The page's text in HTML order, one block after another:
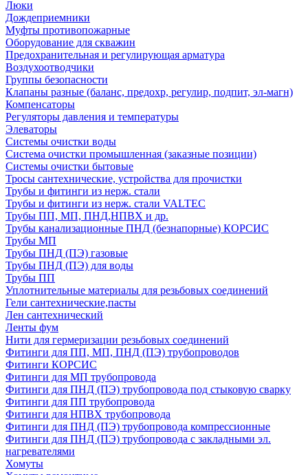
Люки
Дождеприемники
Муфты противопожарные
Оборудование для скважин
Предохранительная и регулирующая арматура
Воздухоотводчики
Группы безопасности
Клапаны разные (баланс, предохр, регулир, подпит, эл-магн)
Компенсаторы
Регуляторы давления и температуры
Элеваторы
Системы очистки воды
Система очистки промышленная (заказные позиции)
Системы очистки бытовые
Тросы сантехнические, устройства для прочистки
Трубы и фитинги из нерж. стали
Трубы и фитинги из нерж. стали VALTEC
Трубы ПП, МП, ПНД,НПВХ и др.
Трубы канализационные ПНД (безнапорные) КОРСИС
Трубы МП
Трубы ПНД (ПЭ) газовые
Трубы ПНД (ПЭ) для воды
Трубы ПП
Уплотнительные материалы для резьбовых соединений
Гели сантехнические,пасты
Лен сантехнический
Ленты фум
Нити для гермеризации резьбовых соединений
Фитинги для ПП, МП, ПНД (ПЭ) трубопроводов
Фитинги КОРСИС
Фитинги для МП трубопровода
Фитинги для ПНД (ПЭ) трубопровода под стыковую сварку
Фитинги для ПП трубопровода
Фитинги для НПВХ трубопровода
Фитинги для ПНД (ПЭ) трубопровода компрессионные
Фитинги для ПНД (ПЭ) трубопровода с закладными эл.
нагревателями
Хомуты